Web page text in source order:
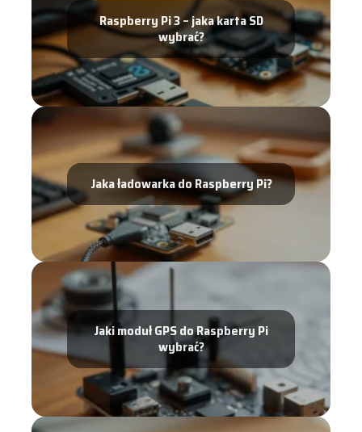
Raspberry Pi 3 – jaka karta SD
wybrać?
Jaka ładowarka do Raspberry Pi?
Jaki moduł GPS do Raspberry Pi
wybrać?